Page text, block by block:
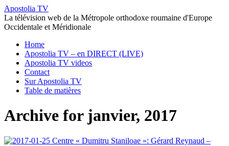
Apostolia TV
La télévision web de la Métropole orthodoxe roumaine d'Europe
Occidentale et Méridionale
Home
Apostolia TV – en DIRECT (LIVE)
Apostolia TV videos
Contact
Sur Apostolia TV
Table de matières
Archive for janvier, 2017